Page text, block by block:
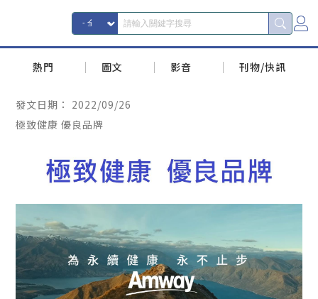
熱門 圖文 影音 刊物/快訊
發文日期： 2022/09/26
極致健康 優良品牌